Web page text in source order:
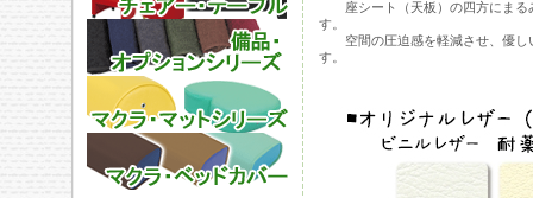
座シート（天板）の四方にまる
す。
空間の圧迫感を軽減させ、優し
す。